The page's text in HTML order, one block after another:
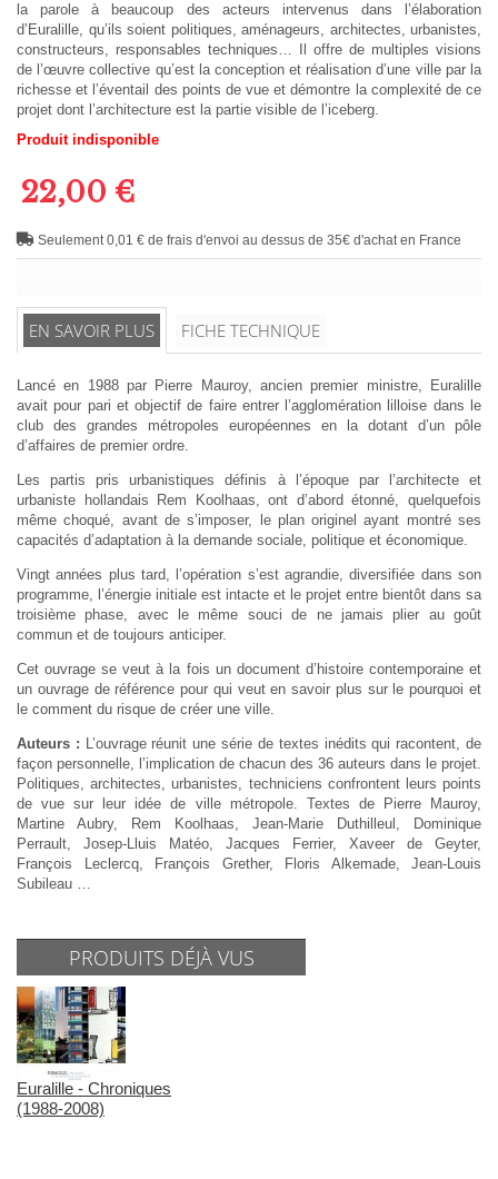
la parole à beaucoup des acteurs intervenus dans l’élaboration
d’Euralille, qu’ils soient politiques, aménageurs, architectes, urbanistes,
constructeurs, responsables techniques… Il offre de multiples visions
de l’œuvre collective qu’est la conception et réalisation d’une ville par la
richesse et l’éventail des points de vue et démontre la complexité de ce
projet dont l’architecture est la partie visible de l’iceberg.
Produit indisponible
22,00 €
Seulement 0,01 € de frais d'envoi au dessus de 35€ d'achat en France
EN SAVOIR PLUS FICHE TECHNIQUE
Lancé en 1988 par Pierre Mauroy, ancien premier ministre, Euralille
avait pour pari et objectif de faire entrer l’agglomération lilloise dans le
club des grandes métropoles européennes en la dotant d’un pôle
d’affaires de premier ordre.
Les partis pris urbanistiques définis à l’époque par l’architecte et
urbaniste hollandais Rem Koolhaas, ont d’abord étonné, quelquefois
même choqué, avant de s’imposer, le plan originel ayant montré ses
capacités d’adaptation à la demande sociale, politique et économique.
Vingt années plus tard, l’opération s’est agrandie, diversifiée dans son
programme, l’énergie initiale est intacte et le projet entre bientôt dans sa
troisième phase, avec le même souci de ne jamais plier au goût
commun et de toujours anticiper.
Cet ouvrage se veut à la fois un document d’histoire contemporaine et
un ouvrage de référence pour qui veut en savoir plus sur le pourquoi et
le comment du risque de créer une ville.
Auteurs : L’ouvrage réunit une série de textes inédits qui racontent, de
façon personnelle, l’implication de chacun des 36 auteurs dans le projet.
Politiques, architectes, urbanistes, techniciens confrontent leurs points
de vue sur leur idée de ville métropole. Textes de Pierre Mauroy,
Martine Aubry, Rem Koolhaas, Jean-Marie Duthilleul, Dominique
Perrault, Josep-Lluis Matéo, Jacques Ferrier, Xaveer de Geyter,
François Leclercq, François Grether, Floris Alkemade, Jean-Louis
Subileau …
PRODUITS DÉJÀ VUS
Euralille - Chroniques
(1988-2008)